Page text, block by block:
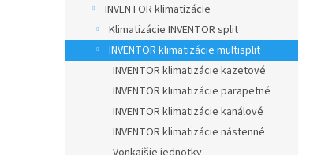
INVENTOR klimatizácie
Klimatizácie INVENTOR split
INVENTOR klimatizácie multisplit
INVENTOR klimatizácie kazetové
INVENTOR klimatizácie parapetné
INVENTOR klimatizácie kanálové
INVENTOR klimatizácie nástenné